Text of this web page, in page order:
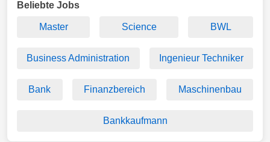
Beliebte Jobs
Master Science BWL
Business Administration Ingenieur Techniker
Bank Finanzbereich Maschinenbau
Bankkaufmann